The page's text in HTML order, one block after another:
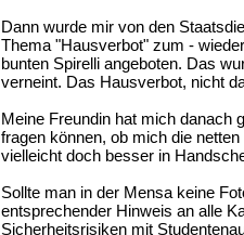
Dann wurde mir von den
Thema "Hausverbot" zum -
bunten Spirelli angeboten. Das
verneint. Das Hausverbot, nicht
Meine Freundin hat mich danach
fragen können, ob mich die
vielleicht doch besser in
Sollte man in der Mensa keine
entsprechender Hinweis an alle
Sicherheitsrisiken mit